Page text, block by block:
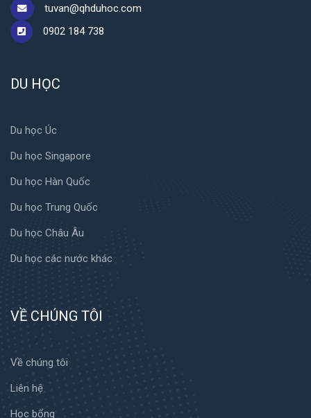
tuvan@qhduhoc.com
0902 184 738
DU HỌC
Du học Úc
Du học Singapore
Du học Hàn Quốc
Du học Trung Quốc
Du học Châu Âu
Du học các nước khác
VỀ CHÚNG TÔI
Về chúng tôi
Liên hệ
Học bổng